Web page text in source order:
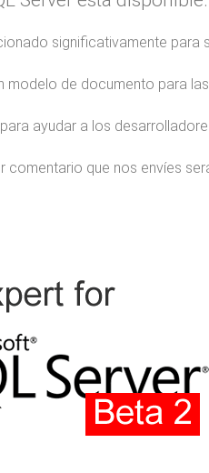
significativamente
modelo de documento para
ayudar a los
comentario que nos envíes